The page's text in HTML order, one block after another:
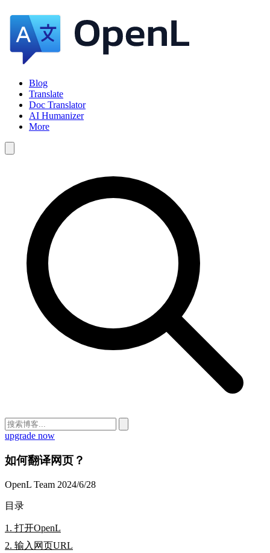
Blog
Translate
Doc Translator
AI Humanizer
More
upgrade now
如何翻译网页？
OpenL Team 2024/6/28
目录
1. 打开OpenL
2. 输入网页URL